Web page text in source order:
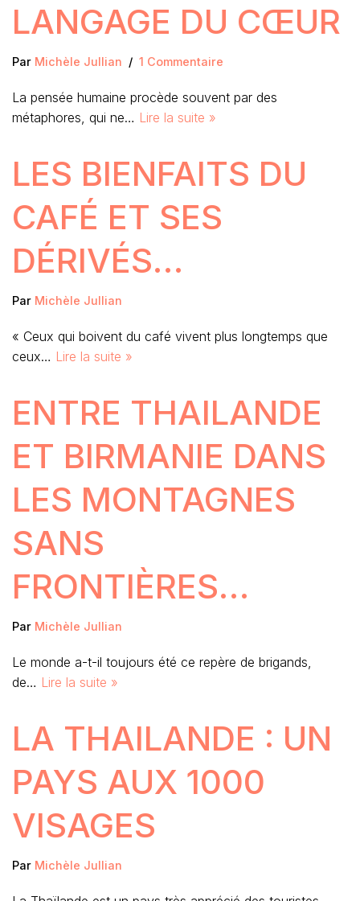
LANGAGE DU CŒUR
Par Michèle Jullian 1 Commentaire
La pensée humaine procède souvent par des
métaphores, qui ne… Lire la suite »
LES BIENFAITS DU
CAFÉ ET SES
DÉRIVÉS…
Par Michèle Jullian
« Ceux qui boivent du café vivent plus longtemps que
ceux… Lire la suite »
ENTRE THAILANDE
ET BIRMANIE DANS
LES MONTAGNES
SANS
FRONTIÈRES…
Par Michèle Jullian
Le monde a-t-il toujours été ce repère de brigands,
de… Lire la suite »
LA THAILANDE : UN
PAYS AUX 1000
VISAGES
Par Michèle Jullian